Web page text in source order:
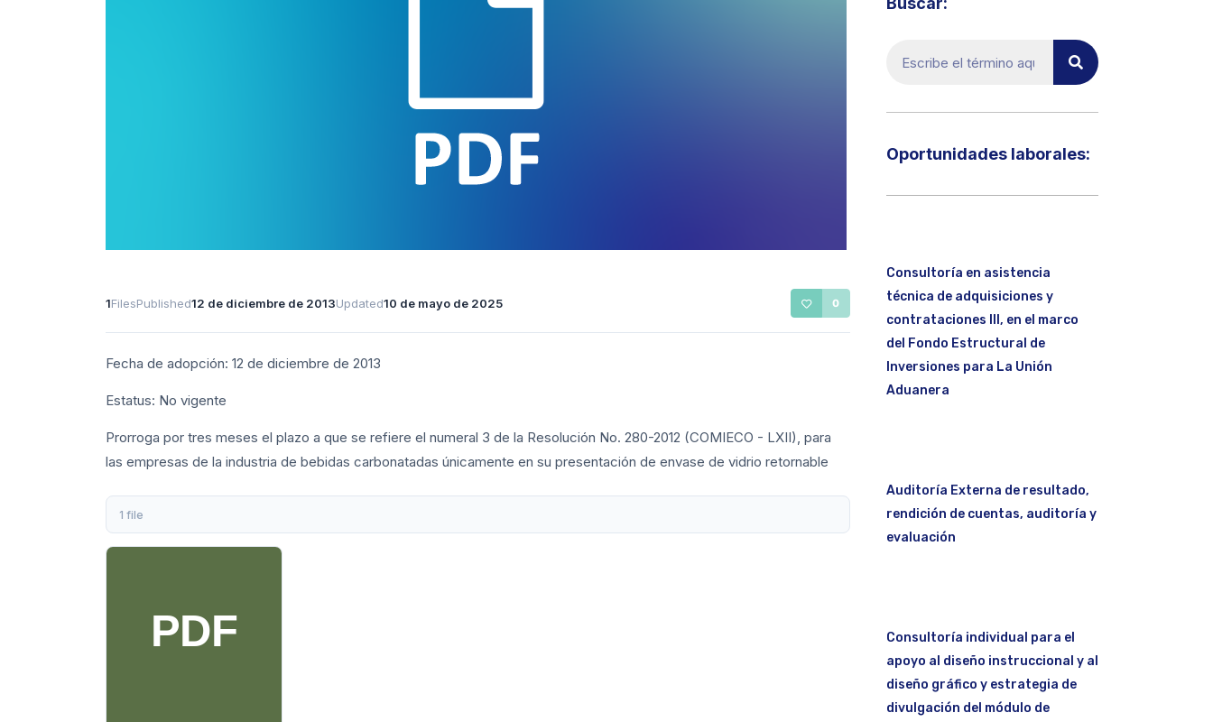
1FilesPublished12 de diciembre de 2013Updated10 de mayo de 2025 0
Fecha de adopción: 12 de diciembre de 2013
Estatus: No vigente
Prorroga por tres meses el plazo a que se refiere el numeral 3 de la Resolución No. 280-2012 (COMIECO - LXII), para
las empresas de la industria de bebidas carbonatadas únicamente en su presentación de envase de vidrio retornable
1 file
Oportunidades laborales:​
Consultoría en asistencia
técnica de adquisiciones y
contrataciones III, en el marco
del Fondo Estructural de
Inversiones para La Unión
Aduanera
Auditoría Externa de resultado,
rendición de cuentas, auditoría y
evaluación
Consultoría individual para el
apoyo al diseño instruccional y al
diseño gráfico y estrategia de
divulgación del módulo de